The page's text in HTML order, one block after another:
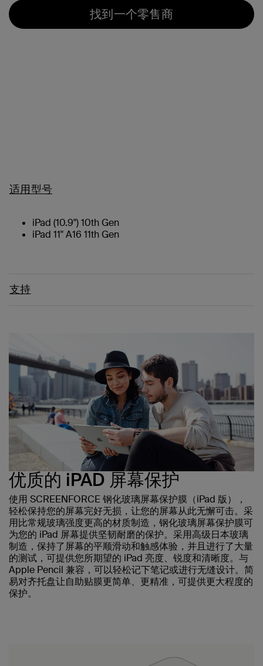
找到一个零售商
适用型号
iPad (10.9") 10th Gen
iPad 11" A16 11th Gen
支持
优质的 iPAD 屏幕保护
使用 SCREENFORCE 钢化玻璃屏幕保护膜（iPad 版），
轻松保持您的屏幕完好无损，让您的屏幕从此无懈可击。采
用比常规玻璃强度更高的材质制造，钢化玻璃屏幕保护膜可
为您的 iPad 屏幕提供坚韧耐磨的保护。采用高级日本玻璃
制造，保持了屏幕的平顺滑动和触感体验，并且进行了大量
的测试，可提供您所期望的 iPad 亮度、锐度和清晰度。与
Apple Pencil 兼容，可以轻松记下笔记或进行无缝设计。简
易对齐托盘让自助贴膜更简单、更精准，可提供更大程度的
保护。